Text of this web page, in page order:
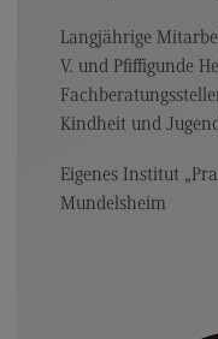
Langjährige
V. und Pfiffigunde
Kindheit und
Eigenes Institut
Mundelsheim